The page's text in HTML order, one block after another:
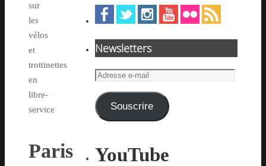
sur
les
vélos
et
trottinettes
en
libre-
service
Paris
Newsletters
Adresse
mail Souscrire
YouTube